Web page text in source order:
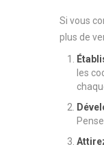
Si vous
plus de
les